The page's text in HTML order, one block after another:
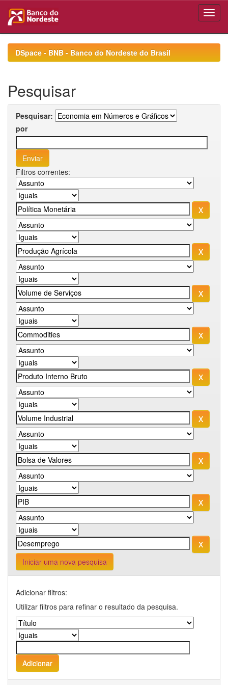
navigationDSpace - BNB - Banco do Nordeste do Brasil
Pesquisar
Pesquisar:
por
Filtros correntes:
Iniciar uma nova pesquisa
Adicionar filtros:
Utilizar filtros para refinar o resultado da pesquisa.